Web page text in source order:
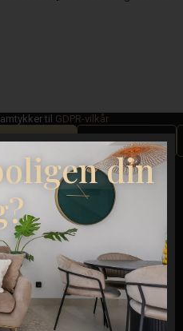
til GDPR-vilkår
Ringe
din